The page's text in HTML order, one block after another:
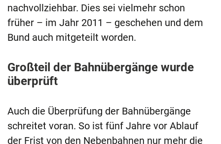
nachvollziehbar. Dies sei vielmehr schon
früher – im Jahr 2011 – geschehen und dem
Bund auch mitgeteilt worden.
Großteil der Bahnübergänge wurde
überprüft
Auch die Überprüfung der Bahnübergänge
schreitet voran. So ist fünf Jahre vor Ablauf
der Frist von den Nebenbahnen nur mehr die